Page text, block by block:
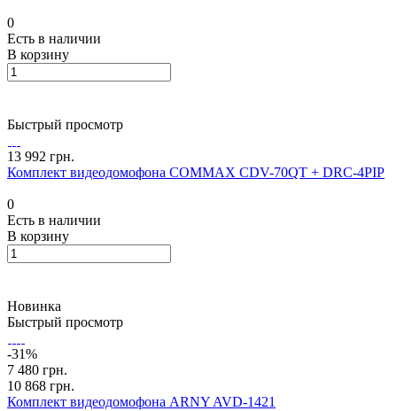
0
Есть в наличии
В корзину
Быстрый просмотр
13 992 грн.
Комплект видеодомофона COMMAX CDV-70QT + DRC-4PIP
0
Есть в наличии
В корзину
Новинка
Быстрый просмотр
-31%
7 480 грн.
10 868 грн.
Комплект видеодомофона ARNY AVD-1421